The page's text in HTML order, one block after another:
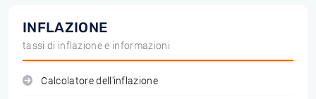
INFLAZIONE
tassi di inflazione e informazioni
Calcolatore dell'inflazione